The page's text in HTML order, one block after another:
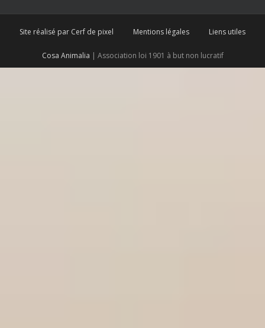
Site réalisé par Cerf de pixel Mentions légales Liens utiles
Cosa Animalia | Association loi 1901 à but non lucratif